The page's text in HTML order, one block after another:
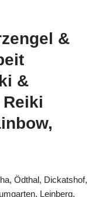
&
&
Ödthal, Dickatshof,
Leinberg,